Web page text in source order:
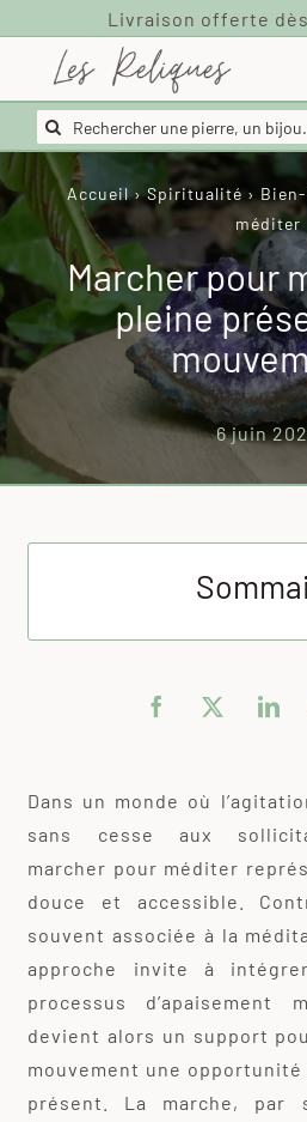
contenu
Rechercher:
Accueil›Spiritualité ›
méditer
Marcher pour
pleine
6 juin
Dans un monde où
sans cesse aux
marcher pour méditer
douce et accessible.
souvent associée à la
approche invite à
processus d’apaisement
devient alors un support
mouvement une opportunité
présent. La marche, par